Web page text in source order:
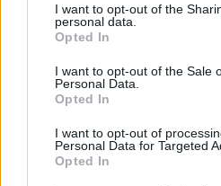
not limited to your visit or usage
grant or deny consent to Google
use your data for below specified
consent section.
I want to opt-out of the
personal data.
Opted In
I want to opt-out of the Sale
Personal Data.
Opted In
I want to opt-out of
Personal Data for Targeted
Opted In